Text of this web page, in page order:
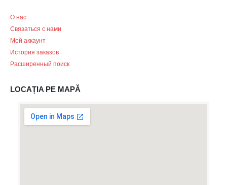
О нас
Связаться с нами
Мой аккаунт
История заказов
Расширенный поиск
LOCAȚIA PE MAPĂ